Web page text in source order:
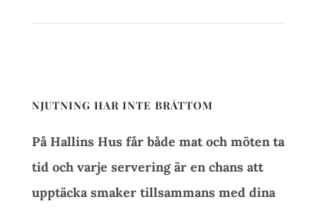
NJUTNING HAR INTE BRÅTTOM
På Hallins Hus får både mat och möten ta
tid och varje servering är en chans att
upptäcka smaker tillsammans med dina